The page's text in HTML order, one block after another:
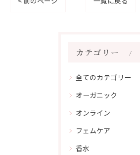
カテゴリー
全てのカテゴリー
オーガニック
オンライン
フェムケア
香水